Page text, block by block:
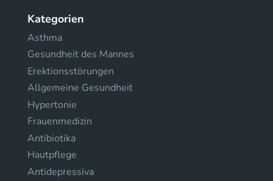
Kategorien
Asthma
Gesundheit des Mannes
Erektionsstörungen
Allgemeine Gesundheit
Hypertonie
Frauenmedizin
Antibiotika
Hautpflege
Antidepressiva